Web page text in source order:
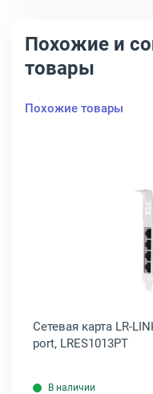
Похожие и
товары
Похожие товары
Mellanox ConnectX-5
Сетевая карта LR-
port, LRES1013PT
В наличии